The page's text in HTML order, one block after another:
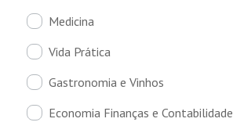
Medicina
Vida Prática
Gastronomia e Vinhos
Economia Finanças e Contabilidade